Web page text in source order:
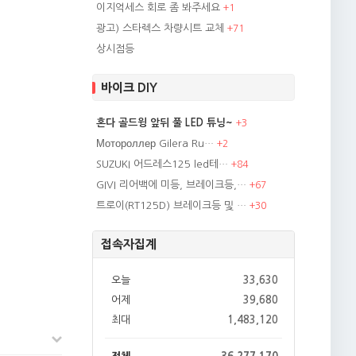
이지억세스 회로 좀 봐주세요 +1
광고) 스타렉스 차량시트 교체 +71
상시점등
바이크 DIY
혼다 골드윙 앞뒤 풀 LED 튜닝~ +3
Мотороллер Gilera Ru… +2
SUZUKI 어드레스125 led테… +84
GIVI 리어백에 미등, 브레이크등,… +67
트로이(RT125D) 브레이크등 및 … +30
접속자집계
오늘
33,630
어제
39,680
최대
1,483,120